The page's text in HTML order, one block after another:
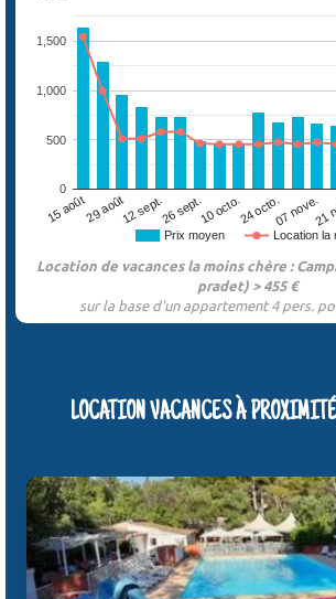
Prix moyen Location la
15 août29 août12 sept.26 sept.10 octo.24 octo.07 nove.21
0
500
1,000
1,500
Location de vacances la moins chère :
pradet) > 455 €
sur la base d'un appartement 4 pers.
LOCATION VACANCES À